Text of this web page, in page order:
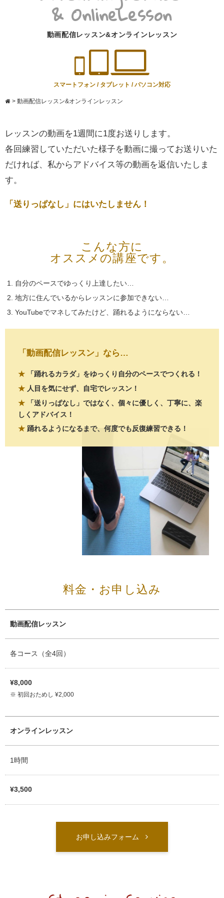
動画配信レッスン&オンラインレッスン
スマートフォン / タブレット / パソコン対応
> 動画配信レッスン&オンラインレッスン
レッスンの動画を1週間に1度お送りします。
各回練習していただいた様子を動画に撮ってお送りいた
だければ、 私からアドバイス等の動画を返信いたしま
す。
「送りっぱなし」にはいたしません！
こんな方に
オススメの講座です。
自分のペースでゆっくり上達したい…
地方に住んでいるからレッスンに参加できない…
YouTubeでマネしてみたけど、踊れるようにならない…
「動画配信レッスン」なら…
★
「踊れるカラダ」をゆっくり自分のペースでつくれる！
★ 人目を気にせず、自宅でレッスン！
★
「送りっぱなし」ではなく、個々に優しく、丁寧に、楽
しくアドバイス！
★ 踊れるようになるまで、何度でも反復練習できる！
料金・お申し込み
動画配信レッスン
各コース（全4回）
¥8,000
※ 初回おためし ¥2,000
オンラインレッスン
1時間
¥3,500
お申し込みフォーム